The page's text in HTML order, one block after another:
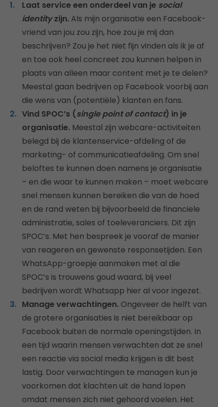
Laat service een onderdeel van je social
identityzijn. Als mijn organisatie een Facebook-
vriend van jou zou zijn, hoe zou je mij dan
beschrijven? Zou je het niet fijn vinden als ik je af
en toe ook heel concreet zou kunnen helpen in
plaats van alleen maar content met je te delen?
Meestal gaan bedrijven op Facebook voorbij aan
die wens van (potentiële) klanten en fans.
Vind SPOC’s (single point of contact) in je
organisatie. Meestal zijn webcare-activiteiten
belegd bij de klantenservice-afdeling of de
marketing- of communicatieafdeling. Om snel
beloftes te kunnen doen namens je organisatie
– en die waar te kunnen maken – moet webcare
snel mensen kunnen bereiken die van de hoed
en de rand weten bij bijvoorbeeld de financiele
administratie, sales of toeleveranciers. Dit zijn
SPOC’s. Met hen bespreek je vooraf de manier
van reageren en gewenste responsetijden. Een
WhatsApp-groepje aanmaken met al die
SPOC’s is trouwens goud waard, bij veel
bedrijven wordt Whatsapp hier al voor ingezet.
Manage verwachtingen. Ongeveer de helft van
de grotere organisaties is niet bereikbaar op
Facebook buiten de normale openingstijden. In
een tijd waarin mensen verwachten dat ze snel
een reactie via social media krijgen is dit best
lastig. Door verwachtingen te managen kun je
voorkomen dat klachten uit de hand lopen
omdat mensen zich niet gehoord voelen. Het